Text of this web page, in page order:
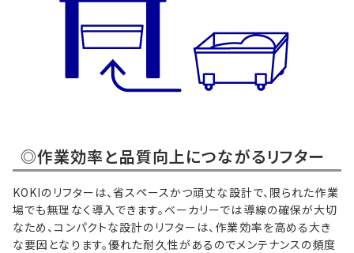
◎作業効率と品質向上につながるリフター
KOKIのリフターは、省スペースかつ頑丈な設計で、限られた作業
場でも無理なく導入できます。ベーカリーでは導線の確保が大切
なため、コンパクトな設計のリフターは、作業効率を高める大き
な要因となります。優れた耐久性があるのでメンテナンスの頻度